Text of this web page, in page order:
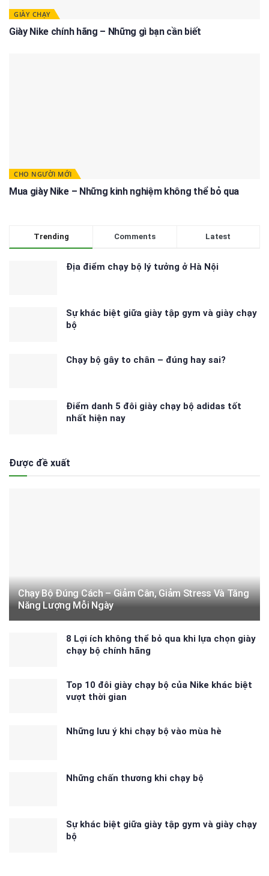
GIÀY CHẠY
Giày Nike chính hãng – Những gì bạn cần biết
CHO NGƯỜI MỚI
Mua giày Nike – Những kinh nghiệm không thể bỏ qua
Trending Comments Latest
Địa điểm chạy bộ lý tưởng ở Hà Nội
Sự khác biệt giữa giày tập gym và giày chạy
bộ
Chạy bộ gây to chân – đúng hay sai?
Điểm danh 5 đôi giày chạy bộ adidas tốt
nhất hiện nay
Được đề xuất
Chạy Bộ Đúng Cách – Giảm Cân, Giảm Stress Và Tăng
Năng Lượng Mỗi Ngày
8 Lợi ích không thể bỏ qua khi lựa chọn giày
chạy bộ chính hãng
Top 10 đôi giày chạy bộ của Nike khác biệt
vượt thời gian
Những lưu ý khi chạy bộ vào mùa hè
Những chấn thương khi chạy bộ
Sự khác biệt giữa giày tập gym và giày chạy
bộ